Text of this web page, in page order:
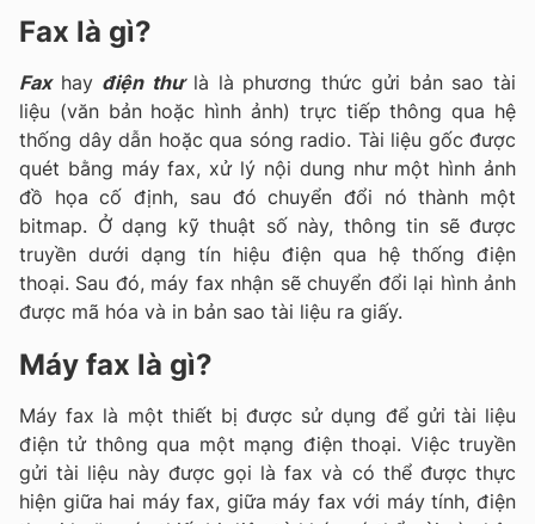
Fax là gì?
Faxhay điện thưlà là phương thức gửi bản sao tài
liệu (văn bản hoặc hình ảnh) trực tiếp thông qua hệ
thống dây dẫn hoặc qua sóng radio. Tài liệu gốc được
quét bằng máy fax, xử lý nội dung như một hình ảnh
đồ họa cố định, sau đó chuyển đổi nó thành một
bitmap. Ở dạng kỹ thuật số này, thông tin sẽ được
truyền dưới dạng tín hiệu điện qua hệ thống điện
thoại. Sau đó, máy fax nhận sẽ chuyển đổi lại hình ảnh
được mã hóa và in bản sao tài liệu ra giấy.
Máy fax là gì?
Máy fax là một thiết bị được sử dụng để gửi tài liệu
điện tử thông qua một mạng điện thoại. Việc truyền
gửi tài liệu này được gọi là fax và có thể được thực
hiện giữa hai máy fax, giữa máy fax với máy tính, điện